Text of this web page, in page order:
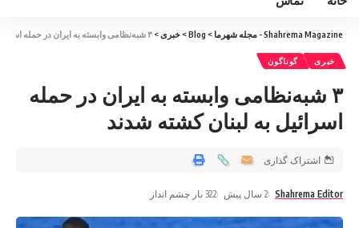
Shahrema Magazine - مجله شهرما >
Blog
> خبری> ۳ شبه‌نظامی وابسته به ایران در حمله اسرائیل به لبنان کشته شدند
خبری گوناگون
۳ شبه‌نظامی وابسته به ایران در حمله
اسرائیل به لبنان کشته شدند
Shahrema Editor 2 سال پیش 322 بار چشم انداز
اشتراک گذاری